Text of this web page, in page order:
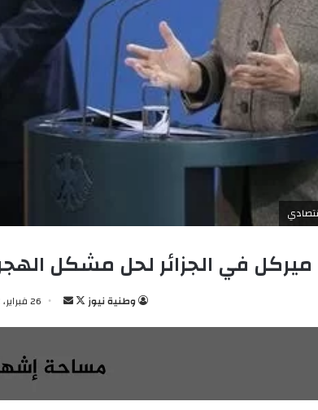
ميركل في الجزائر لحل مشكل
وطنية نيوز
ت
ع
ع
ل
ل
ب
ر
26 فبراير، 2017